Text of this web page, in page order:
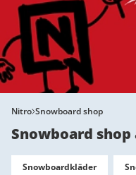
Nitro Snowboard shop
Snowboard
Snowboardkläder